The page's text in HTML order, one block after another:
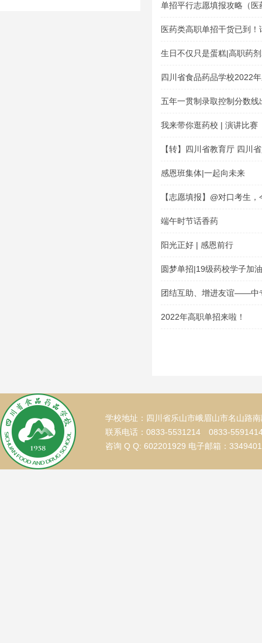
单招平行志愿填报攻略（医
医药类高职单招干货已到！
生日不仅只是蛋糕|高职药
会
四川省食品药品学校2022
五年一贯制录取控制分数线
我来带你逛药校 | 演讲比赛
【转】四川省教育厅 四川
于公布四川省 2022 年具有
格学校及专业的通告
感恩班集体|一起向未来
【志愿填报】@对口考生
岸？你关心的志愿填报问题
端午时节话香药
阳光正好 | 感恩前行
圆梦单招|19级药校学子加
团结互助、增进友谊——中
2022年高职单招来啦！
学校地址：四川省乐山市峨眉山市名山路
联系电话：0833-5531214 0833-
咨询 Q Q: 602201929 电子邮箱：